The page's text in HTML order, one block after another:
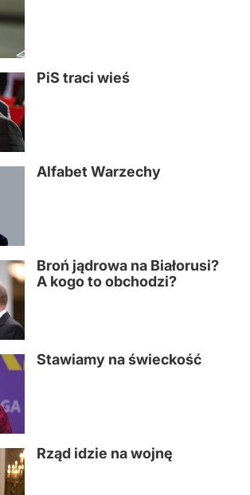
PiS traci wieś
Alfabet Warzechy
Broń jądrowa na Białorusi?
A kogo to obchodzi?
Stawiamy na świeckość
Rząd idzie na wojnę